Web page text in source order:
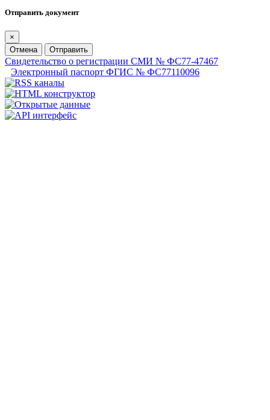
Отправить документ
×
Отмена
Отправить
Свидетельство о регистрации СМИ № ФС77-47467
Электронный паспорт ФГИС № ФС77110096